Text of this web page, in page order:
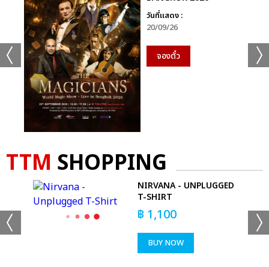
วันที่แสดง :
20/09/26
จองตั๋ว
TTM SHOPPING
NIRVANA - UNPLUGGED
T-SHIRT
฿ 1,100
BUY NOW